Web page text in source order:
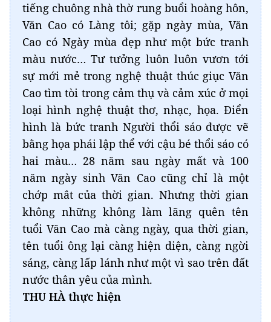
tiếng chuông nhà thờ rung buổi hoàng hôn,
Văn Cao có Làng tôi; gặp ngày mùa, Văn
Cao có Ngày mùa đẹp như một bức tranh
màu nước… Tư tưởng luôn luôn vươn tới
sự mới mẻ trong nghệ thuật thúc giục Văn
Cao tìm tòi trong cảm thụ và cảm xúc ở mọi
loại hình nghệ thuật thơ, nhạc, họa. Điển
hình là bức tranh Người thổi sáo được vẽ
bằng họa phái lập thể với cậu bé thổi sáo có
hai màu… 28 năm sau ngày mất và 100
năm ngày sinh Văn Cao cũng chỉ là một
chớp mắt của thời gian. Nhưng thời gian
không những không làm lãng quên tên
tuổi Văn Cao mà càng ngày, qua thời gian,
tên tuổi ông lại càng hiện diện, càng ngời
sáng, càng lấp lánh như một vì sao trên đất
nước thân yêu của mình.
THU HÀ thực hiện